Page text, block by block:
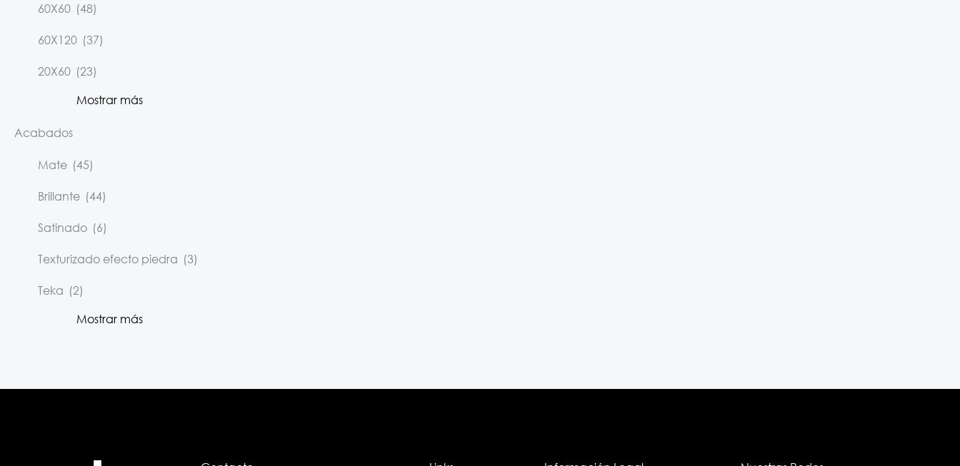
60X60 (48)
60X120 (37)
20X60 (23)
Mostrar más
Acabados
Mate (45)
Brillante (44)
Satinado (6)
Texturizado efecto piedra (3)
Teka (2)
Mostrar más